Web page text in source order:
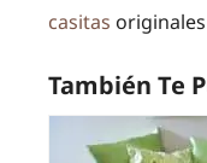
casitas
También Te